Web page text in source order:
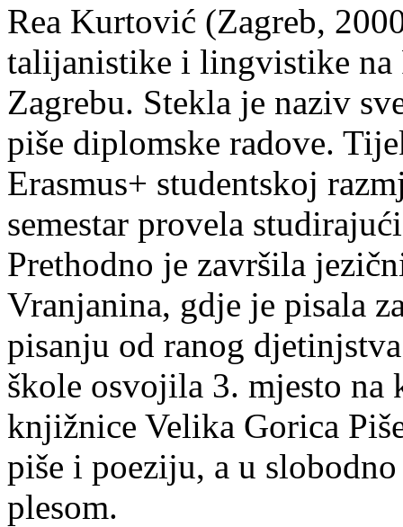
Rea Kurtović (Zagreb,
talijanistike i lingvistike
Zagrebu. Stekla je naziv
piše diplomske radove.
Erasmus+ studentskoj
semestar provela
Prethodno je završila
Vranjanina, gdje je pisala
pisanju od ranog
škole osvojila 3. mjesto na
knjižnice Velika Gorica
piše i poeziju, a u
plesom.